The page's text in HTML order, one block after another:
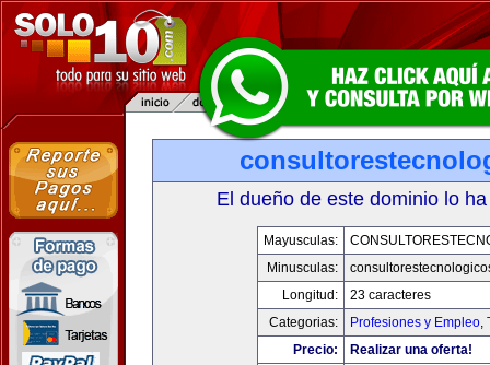
El dueño de este dominio lo
Mayusculas:
Minusculas:
Longitud:
23 caracteres
Categorias:
Profesiones y Empleo,
Precio:
Realizar una oferta!